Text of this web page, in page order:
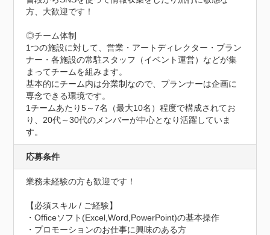
方、大歓迎です！
◎チーム体制
1つの施設に対して、営業・アートディレクター・プラン
ナー・各施設の常駐スタッフ（イベント運営）などが集
まってチームを組みます。
基本的にチーム内は分業制なので、プランナーは企画に
専念できる環境です。
1チームあたり5～7名（最大10名）程度で構成されてお
り、20代～30代のメンバーが中心となり活躍していま
す。
応募条件
業務未経験の方も歓迎です！
【必須スキル / ご経験】
・Officeソフト(Excel,Word,PowerPoint)の基本操作
・プロモーションのお仕事に興味のある方